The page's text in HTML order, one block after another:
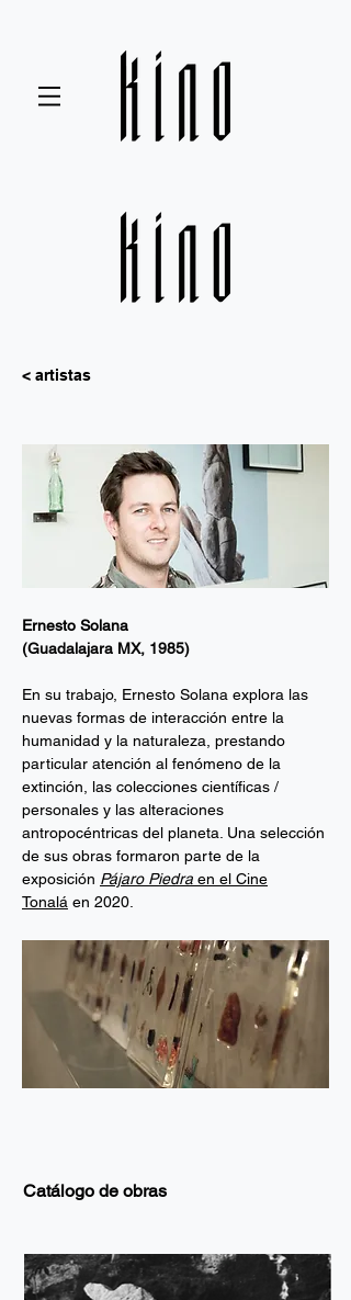
< artistas
Ernesto Solana
(Guadalajara MX, 1985)
En su trabajo, Ernesto Solana explora las
nuevas formas de interacción entre la
humanidad y la naturaleza, prestando
particular atención al fenómeno de la
extinción, las colecciones científicas /
personales y las alteraciones
antropocéntricas del planeta. Una selección
de sus obras formaron parte de la
exposición Pájaro Piedra en el Cine
Tonalá en 2020.
Catálogo de obras